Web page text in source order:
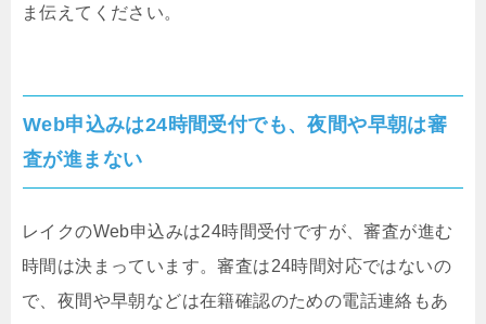
ま伝えてください。
Web申込みは24時間受付でも、夜間や早朝は審
査が進まない
レイクのWeb申込みは24時間受付ですが、審査が進む
時間は決まっています。審査は24時間対応ではないの
で、夜間や早朝などは在籍確認のための電話連絡もあ